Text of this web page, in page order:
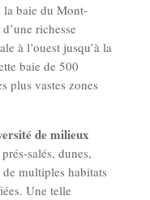
la baie du Mont-
richesse
à l’ouest jusqu’à la
baie de 500
plus vastes zones
de milieux
salés, dunes,
multiples habitats
Une telle